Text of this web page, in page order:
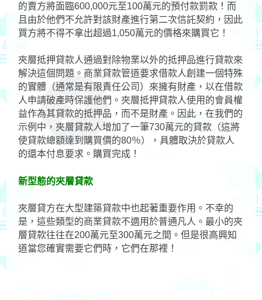
的賣方將面臨600,000元至100萬元的預付款罰款！而
且由於他們不允許對該財產進行第二次信託契約，因此
買方將不得不拿出超過1,050萬元的價格來購買它！
夾層抵押貸款人通過對除物業以外的抵押品進行貸款來
解決這個問題。商業貸款管道要求借款人創建一個特殊
的實體（通常是有限責任公司）來擁有財產，以在借款
人申請破產時保護他們。夾層抵押貸款人使用的會員權
益作為其貸款的抵押品，而不是財產。因此，在我們的
示例中，夾層貸款人增加了一筆730萬元的貸款（這將
使貸款總額達到購買價的80％），具體取決於貸款人
的還本付息要求。購買完成！
新型態的夾層貸款
夾層貸方在大型建築貸款中也起著重要作用。不幸的
是，這些類型的商業貸款不適用於普通凡人。最小的夾
層貸款往往在200萬元至300萬元之間。但是很高興知
道當您確實需要它們時，它們在那裡！